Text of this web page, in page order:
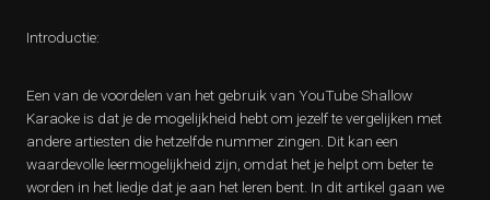
Introductie:
Een van de voordelen van het gebruik van YouTube Shallow
Karaoke is dat je de mogelijkheid hebt om jezelf te vergelijken met
andere artiesten die hetzelfde nummer zingen. Dit kan een
waardevolle leermogelijkheid zijn, omdat het je helpt om beter te
worden in het liedje dat je aan het leren bent. In dit artikel gaan we